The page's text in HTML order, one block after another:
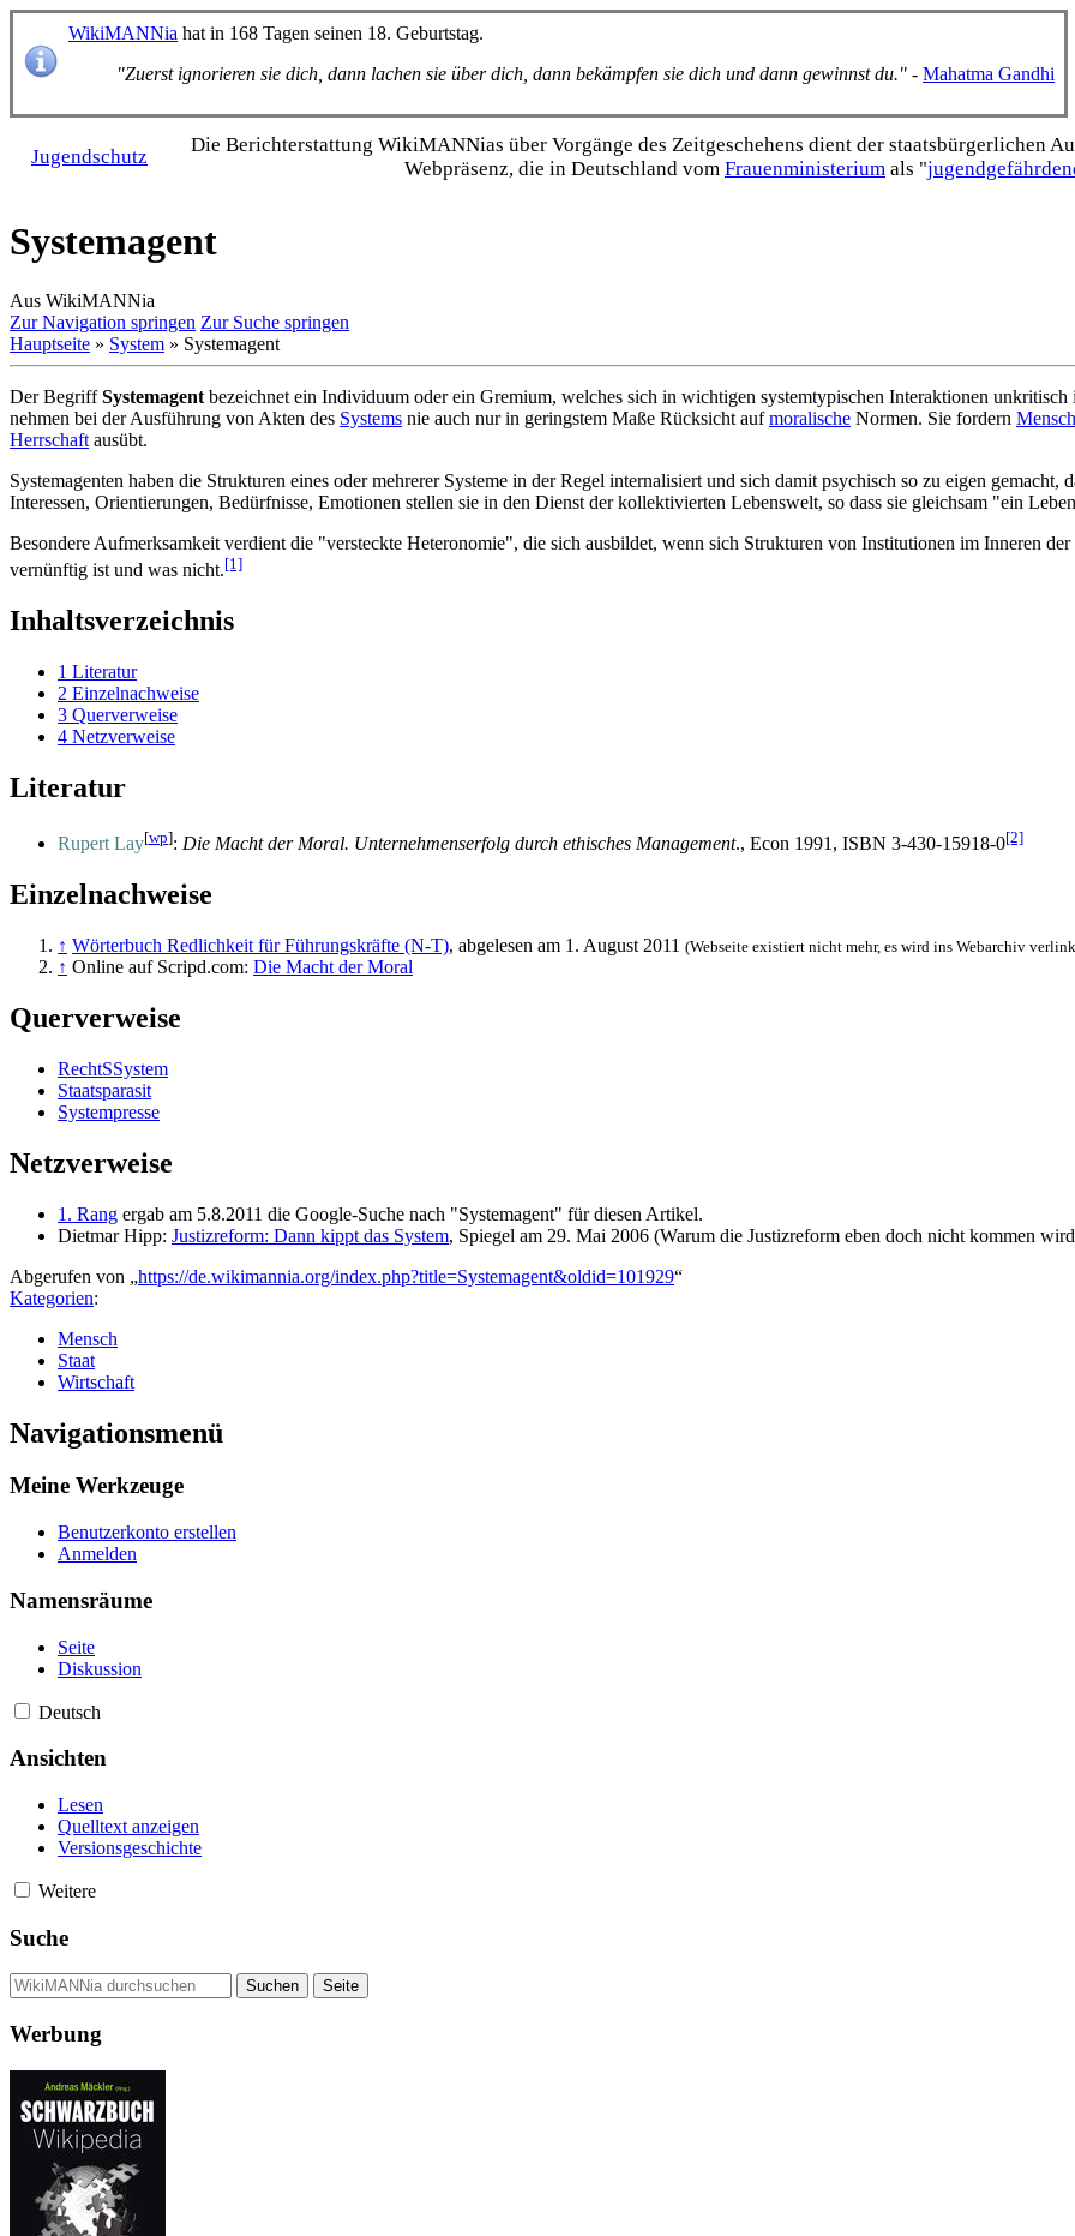
WikiMANNia hat in 168 Tagen seinen 18. Geburtstag.
"Zuerst ignorieren sie dich, dann lachen sie über dich, dann bekämpfen sie dich und dann gewinnst du." - Mahatma Gandhi
Jugendschutz
Die Bericht­erstattung WikiMANNias über Vorgänge des Zeitgeschehens dient der staats­bürgerlichen
Webpräsenz, die in Deutschland vom Frauen­ministerium als "
Systemagent
Aus WikiMANNia
Zur Navigation springen Zur Suche springen
Hauptseite » System » Systemagent
Der BegriffSystemagent bezeichnet ein Individuum oder ein Gremium, welches sich in wichtigen system­typischen Interaktionen unkritisch
nehmen bei der Ausführung von Akten des Systems nie auch nur in geringstem Maße Rücksicht aufmoralische Normen. Sie fordern
Herrschaft ausübt.
Systemagenten haben die Strukturen eines oder mehrerer Systeme in der Regel internalisiert und sich damit psychisch so zu eigen
Interessen, Orientierungen, Bedürfnisse, Emotionen stellen sie in den Dienst der kollektivierten Lebenswelt, so dass sie gleichsam "ein
Besondere Aufmerksamkeit verdient die "versteckte Heteronomie", die sich ausbildet, wenn sich Strukturen von Institutionen im Inneren
vernünftig ist und was nicht.[1]
Inhaltsverzeichnis
1 Literatur
2 Einzelnachweise
3 Querverweise
4 Netzverweise
Literatur
Rupert Lay[wp]: Die Macht der Moral. Unternehmenserfolg durch ethisches Management., Econ 1991, ISBN 3-430-15918-0[2]
Einzelnachweise
↑ Wörterbuch Redlichkeit für Führungskräfte (N-T), abgelesen am 1. August 2011 (Webseite existiert nicht mehr, es wird ins Webarchiv
↑ Online auf Scripd.com: Die Macht der Moral
Querverweise
RechtSSystem
Staatsparasit
Systempresse
Netzverweise
1. Rang ergab am 5.8.2011 die Google-Suche nach "Systemagent" für diesen Artikel.
Dietmar Hipp: Justizreform: Dann kippt das System, Spiegel am 29. Mai 2006 (Warum die Justizreform eben doch nicht kommen
Abgerufen von „https://de.wikimannia.org/index.php?title=Systemagent&oldid=101929“
Kategorien:
Mensch
Staat
Wirtschaft
Navigationsmenü
Meine Werkzeuge
Benutzerkonto erstellen
Anmelden
Namensräume
Seite
Diskussion
Deutsch
Ansichten
Lesen
Quelltext anzeigen
Versionsgeschichte
Weitere
Suche
Werbung